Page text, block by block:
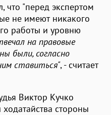
что "перед экспертом
не имеют никакого
работы и уровню
на правовые
были, согласно
ставиться", - считает
Виктор Кучко
стороны